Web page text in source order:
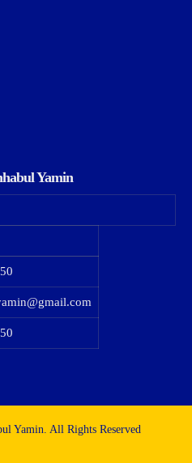
Yamin
Yamin. All Rights Reserved​